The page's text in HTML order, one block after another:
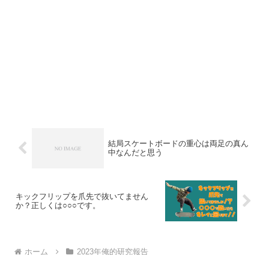
結局スケートボードの重心は両足の真ん
中なんだと思う
キックフリップを爪先で抜いてません
か？正しくは○○○です。
ホーム 2023年俺的研究報告